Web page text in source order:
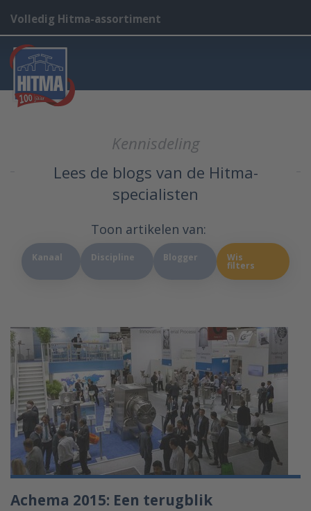
Volledig Hitma-assortiment
Kennisdeling
Lees de blogs van de Hitma-
specialisten
Toon artikelen van:
Kanaal Discipline Blogger Wis
filters
Achema 2015: Een terugblik